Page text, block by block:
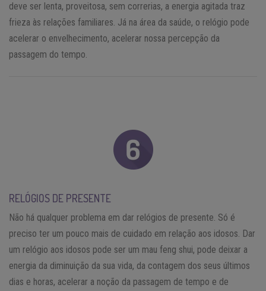
deve ser lenta, proveitosa, sem correrias, a energia agitada traz
frieza às relações familiares. Já na área da saúde, o relógio pode
acelerar o envelhecimento, acelerar nossa percepção da
passagem do tempo.
RELÓGIOS DE PRESENTE
Não há qualquer problema em dar relógios de presente. Só é
preciso ter um pouco mais de cuidado em relação aos idosos. Dar
um relógio aos idosos pode ser um mau feng shui, pode deixar a
energia da diminuição da sua vida, da contagem dos seus últimos
dias e horas, acelerar a noção da passagem de tempo e de